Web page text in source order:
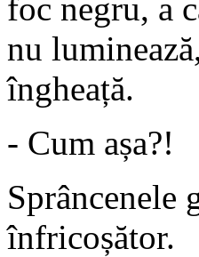
foc negru, a
nu
îngheață.
- Cum așa?!
Sprâncenele
înfricoșător.